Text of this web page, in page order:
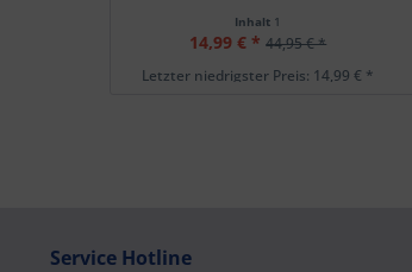
Inhalt 1
14,99 € * 44,95 € *
Letzter niedrigster Preis: 14,99 € *
Service Hotline